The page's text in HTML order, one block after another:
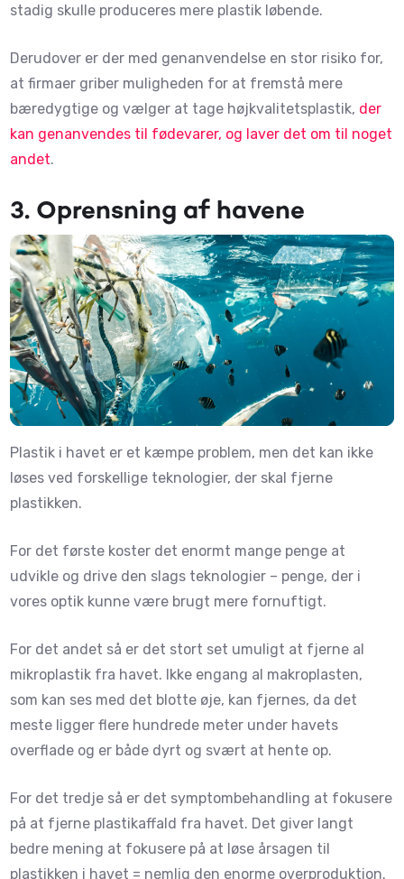
stadig skulle produceres mere plastik løbende.
Derudover er der med genanvendelse en stor risiko for,
at firmaer griber muligheden for at fremstå mere
bæredygtige og vælger at tage højkvalitetsplastik, der
kan genanvendes til fødevarer, og laver det om til noget
andet.
3. Oprensning af havene
Plastik i havet er et kæmpe problem, men det kan ikke
løses ved forskellige teknologier, der skal fjerne
plastikken.
For det første koster det enormt mange penge at
udvikle og drive den slags teknologier – penge, der i
vores optik kunne være brugt mere fornuftigt.
For det andet så er det stort set umuligt at fjerne al
mikroplastik fra havet. Ikke engang al makroplasten,
som kan ses med det blotte øje, kan fjernes, da det
meste ligger flere hundrede meter under havets
overflade og er både dyrt og svært at hente op.
For det tredje så er det symptombehandling at fokusere
på at fjerne plastikaffald fra havet. Det giver langt
bedre mening at fokusere på at løse årsagen til
plastikken i havet = nemlig den enorme overproduktion.